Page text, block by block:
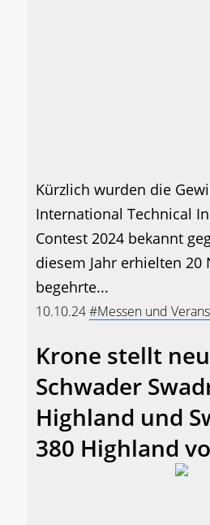
Kürzlich wurden die
International Technical
Contest 2024 bekannt
diesem Jahr erhielten 20
begehrte...
10.10.24#Messen und
Krone stellt
Schwader
Highland und
380 Highland